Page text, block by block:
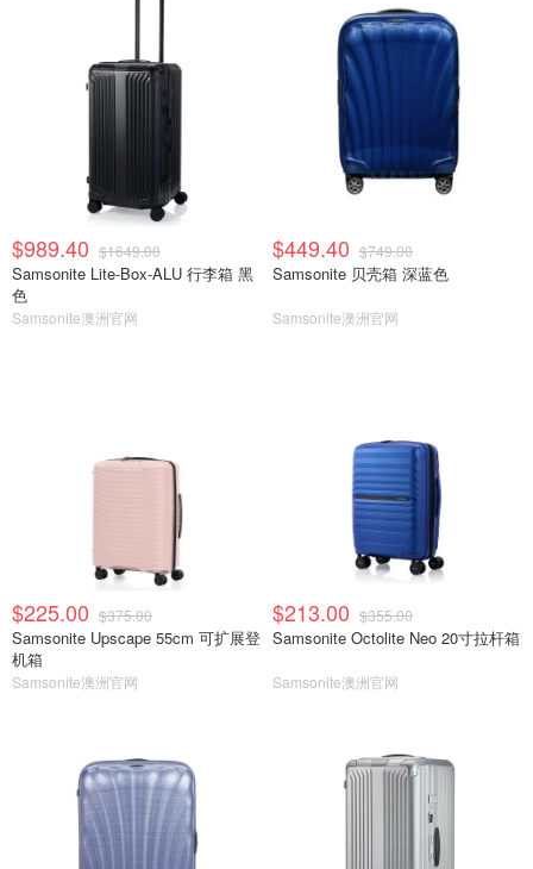
$989.40 $1649.00
Samsonite Lite-Box-ALU 行李箱 黑
色
Samsonite澳洲官网
$449.40 $749.00
Samsonite 贝壳箱 深蓝色
Samsonite澳洲官网
$225.00 $375.00
Samsonite Upscape 55cm 可扩展登
机箱
Samsonite澳洲官网
$213.00 $355.00
Samsonite Octolite Neo 20寸拉杆箱
Samsonite澳洲官网